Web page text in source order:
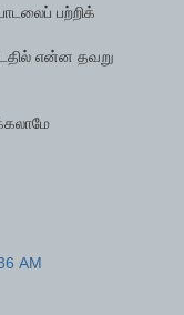
பற்றிக்
என்ன தவறு
AM